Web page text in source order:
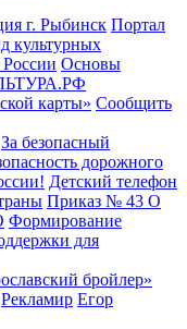
г. Рыбинск Портал
культурных
Основы
карты» Сообщить
За безопасный
дорожного
Детский телефон
Приказ № 43 О
Формирование
для
бройлер»
Рекламир Егор